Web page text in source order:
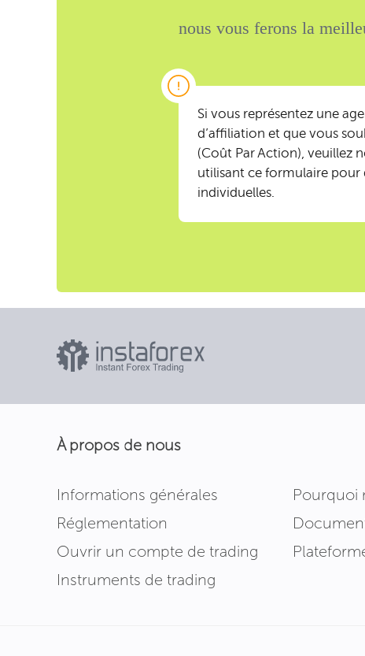
nous vous ferons la
Si vous représentez une
d’affiliation et que vous
(Coût Par Action), veuillez
utilisant ce formulaire pour
individuelles.
À propos de nous
Informations générales
Pourquoi
Réglementation
Ouvrir un compte de trading
Instruments de trading